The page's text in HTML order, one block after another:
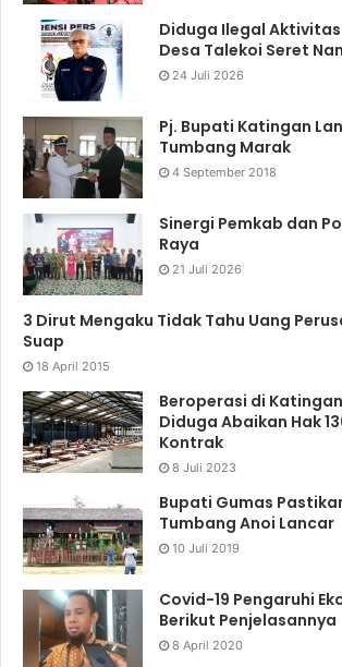
Diduga Ilegal
Desa Talekoi Seret
24 Juli 2026
Pj. Bupati Katingan
Tumbang Marak
4 September 2018
Sinergi Pemkab dan
Raya
21 Juli 2026
3 Dirut Mengaku Tidak Tahu Uang
Suap
18 April 2015
Beroperasi di
Diduga Abaikan Hak
Kontrak
8 Juli 2023
Bupati Gumas
Tumbang Anoi Lancar
10 Juli 2019
Covid-19 Pengaruhi
Berikut Penjelasannya
8 April 2020